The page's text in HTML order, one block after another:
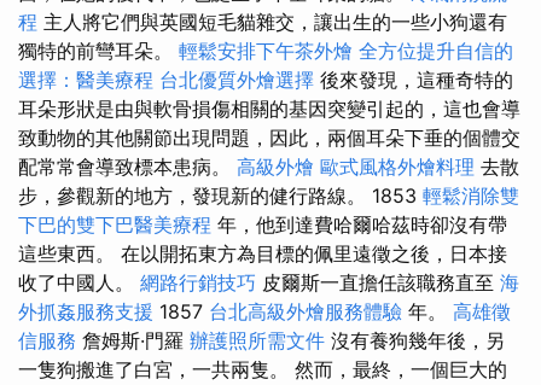
程 主人將它們與英國短毛貓雜交，讓出生的一些小狗還有
獨特的前彎耳朵。 輕鬆安排下午茶外燴 全方位提升自信的
選擇：醫美療程 台北優質外燴選擇 後來發現，這種奇特的
耳朵形狀是由與軟骨損傷相關的基因突變引起的，這也會導
致動物的其他關節出現問題，因此，兩個耳朵下垂的個體交
配常常會導致標本患病。 高級外燴 歐式風格外燴料理 去散
步，參觀新的地方，發現新的健行路線。 1853 輕鬆消除雙
下巴的雙下巴醫美療程 年，他到達費哈爾哈茲時卻沒有帶
這些東西。 在以開拓東方為目標的佩里遠徵之後，日本接
收了中國人。 網路行銷技巧 皮爾斯一直擔任該職務直至 海
外抓姦服務支援 1857 台北高級外燴服務體驗 年。 高雄徵
信服務 詹姆斯·門羅 辦護照所需文件 沒有養狗幾年後，另
一隻狗搬進了白宮，一共兩隻。 然而，最終，一個巨大的